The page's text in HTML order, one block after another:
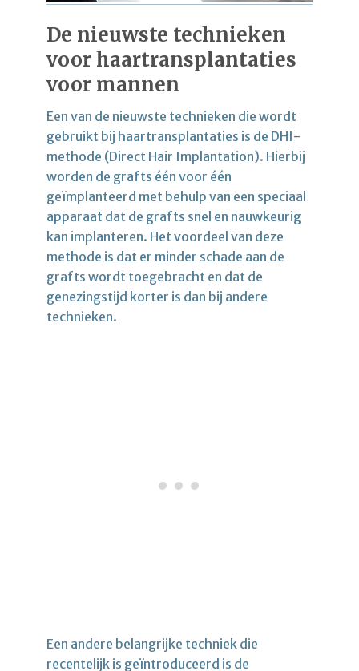
De nieuwste technieken
voor haartransplantaties
voor mannen
Een van de nieuwste technieken die wordt
gebruikt bij haartransplantaties is de DHI-
methode (Direct Hair Implantation). Hierbij
worden de grafts één voor één
geïmplanteerd met behulp van een speciaal
apparaat dat de grafts snel en nauwkeurig
kan implanteren. Het voordeel van deze
methode is dat er minder schade aan de
grafts wordt toegebracht en dat de
genezingstijd korter is dan bij andere
technieken.
Een andere belangrijke techniek die
recentelijk is geïntroduceerd is de